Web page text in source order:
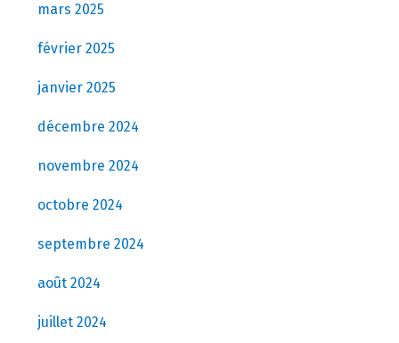
mars 2025
février 2025
janvier 2025
décembre 2024
novembre 2024
octobre 2024
septembre 2024
août 2024
juillet 2024